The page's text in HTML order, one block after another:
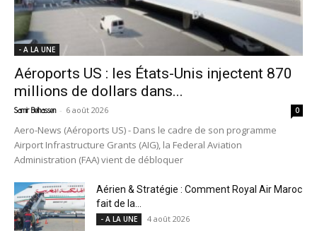
- A LA UNE
Aéroports US : les États-Unis injectent 870
millions de dollars dans...
Samir Belhassen - 6 août 2026 0
Aero-News (Aéroports US) - Dans le cadre de son programme
Airport Infrastructure Grants (AIG), la Federal Aviation
Administration (FAA) vient de débloquer
Aérien & Stratégie : Comment Royal Air Maroc
fait de la...
- A LA UNE 4 août 2026